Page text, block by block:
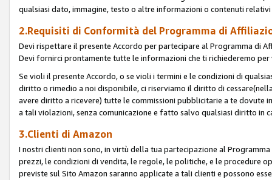
qualsiasi dato, immagine, testo o altre informazioni o contenuti
2.Requisiti di Conformità del Programma di
Devi rispettare il presente Accordo per partecipare al Programma di
Devi fornirci prontamente tutte le informazioni che ti richiederemo
Se violi il presente Accordo, o se violi i termini e le condizioni di
diritto o rimedio a noi disponibile, ci riserviamo il diritto di
avere diritto a ricevere) tutte le commissioni pubblicitarie a te dovute
a tali violazioni, senza comunicazione e fatto salvo qualsiasi diritto in
3.Clienti di Amazon
I nostri clienti non sono, in virtù della tua partecipazione al
prezzi, le condizioni di vendita, le regole, le politiche, e le procedure
previste sul Sito Amazon saranno applicate a tali clienti e possono